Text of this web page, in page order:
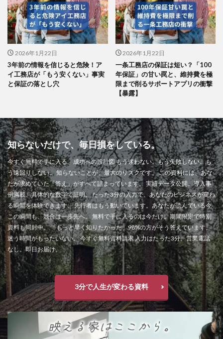
2026年1月22日
3年前の情報を信じると危険！ア
イ工務店が「もう安くない」事実
と保証の落とし穴
2026年1月22日
一条工務店の保証は短い？「100
年保証」の甘い罠と、維持費を極
限まで削るサポートアプリの衝撃
【暴露】
知らないだけで、毎日損をしている。
今すぐ無料で手に入る、成功への設計図 もう迷わない。もう失敗しない。も
う遠回りしない。 知らないことが、最大のリスクです。 この資料には、あな
たが求めていた「答え」がすべて詰まっています。 実績データ公開。導入事
例満載。具体的な数字で証明。 たった3分の入力で、あなたのビジネスが変わ
る瞬間を体験できます。 先行者はもう動いています。あなたが読んでいる今
この瞬間も、競合は一歩先へ。 無料で手に入るのは今だけ。期間限定で特別
資料も同封中。 「もっと早く知りたかった」98%の方がそう答えています。
迷う時間がもったいない。 今すぐ無料資料請求 入力はたった3分。営業電話
なし。即日お届け。
3分で人生が変わる資料